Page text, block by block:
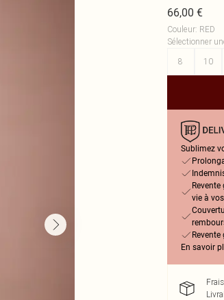
66,00 €
Couleur: RED
Sélectionner
8
10
Sublimez
vie à
En savoir